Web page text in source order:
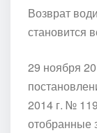
Возврат
становится
29 ноября
2014 г. №
отобранные